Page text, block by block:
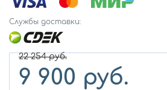
Службы доставки:
22 254руб.
9 900 руб.